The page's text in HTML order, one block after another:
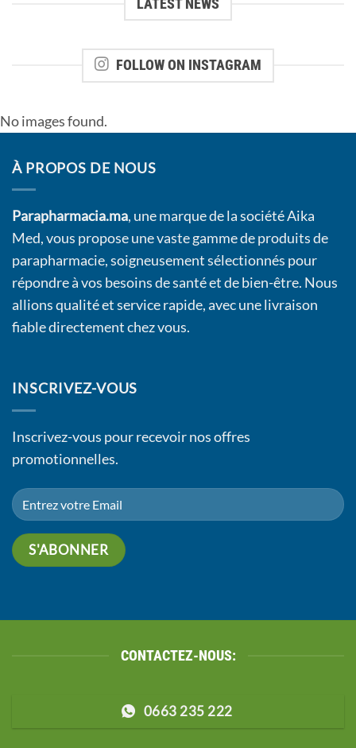
LATEST NEWS
FOLLOW ON INSTAGRAM
No images found.
À PROPOS DE NOUS
Parapharmacia.ma, une marque de la société Aika
Med, vous propose une vaste gamme de produits de
parapharmacie, soigneusement sélectionnés pour
répondre à vos besoins de santé et de bien-être. Nous
allions qualité et service rapide, avec une livraison
fiable directement chez vous.
INSCRIVEZ-VOUS
Inscrivez-vous pour recevoir nos offres
promotionnelles.
CONTACTEZ-NOUS:
0663 235 222